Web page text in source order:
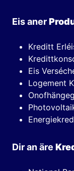
Eis aner
Kreditt
Eis
Logement
Dir an äre